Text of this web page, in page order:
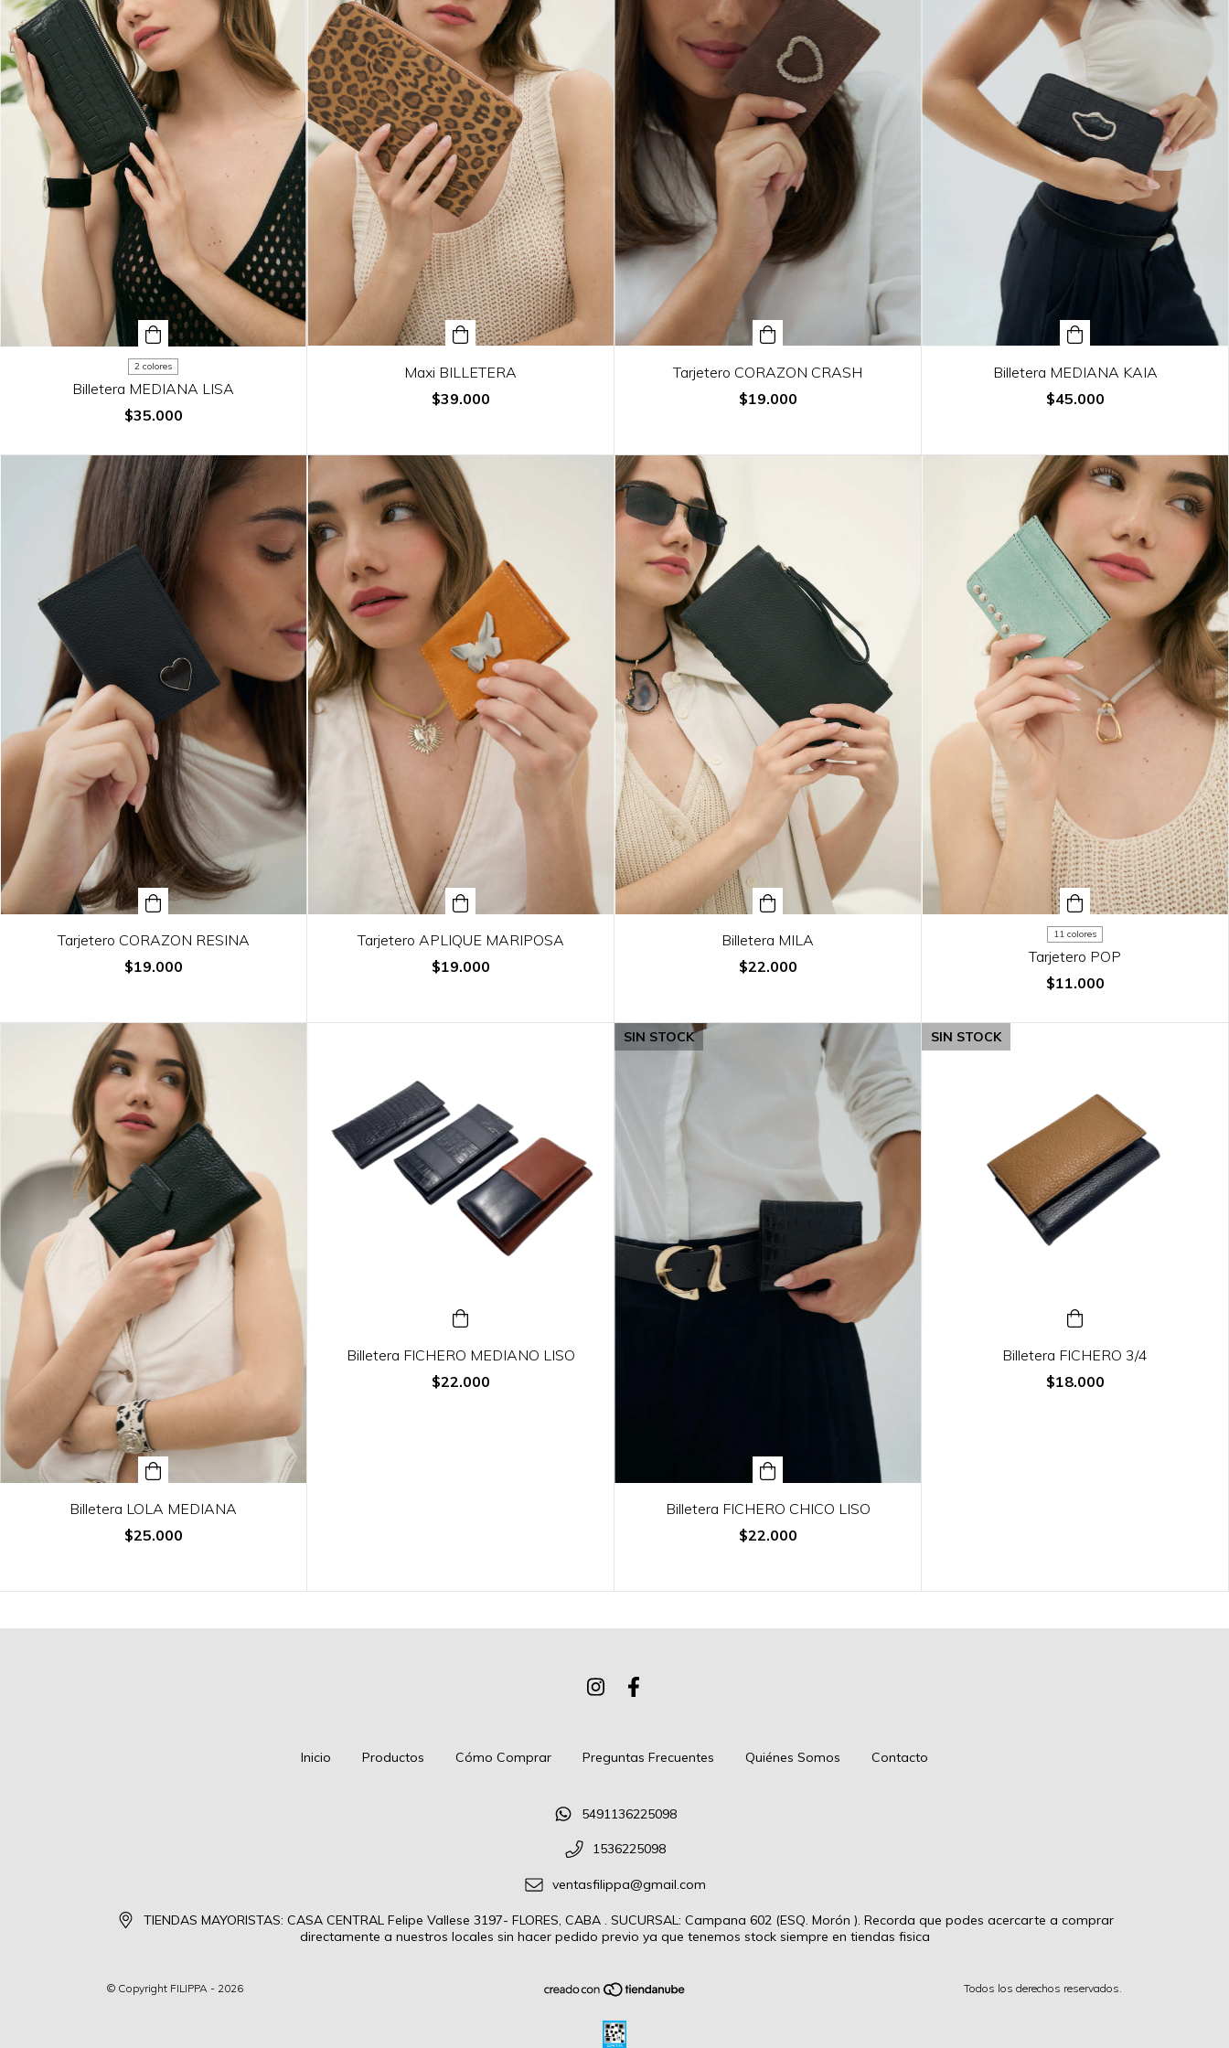
2 colores
Billetera MEDIANA LISA
$35.000
Maxi BILLETERA
$39.000
Tarjetero CORAZON CRASH
$19.000
Billetera MEDIANA KAIA
$45.000
Tarjetero CORAZON RESINA
$19.000
Tarjetero APLIQUE MARIPOSA
$19.000
Billetera MILA
$22.000
11 colores
Tarjetero POP
$11.000
Billetera LOLA MEDIANA
$25.000
Billetera FICHERO MEDIANO LISO
$22.000
SIN STOCK
Billetera FICHERO CHICO LISO
$22.000
SIN STOCK
Billetera FICHERO 3/4
$18.000
Inicio Productos Cómo Comprar Preguntas Frecuentes Quiénes Somos Contacto
5491136225098
1536225098
ventasfilippa@gmail.com
TIENDAS MAYORISTAS: CASA CENTRAL Felipe Vallese 3197- FLORES, CABA . SUCURSAL: Campana 602 (ESQ. Morón ). Recorda que podes acercarte a comprar
directamente a nuestros locales sin hacer pedido previo ya que tenemos stock siempre en tiendas fisica
© Copyright FILIPPA - 2026 Todos los derechos reservados.